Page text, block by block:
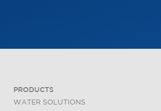
PRODUCTS
WATER SOLUTIONS